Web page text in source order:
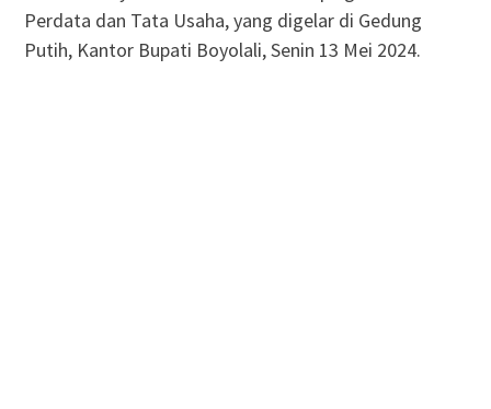
Perdata dan Tata Usaha, yang digelar di Gedung
Putih, Kantor Bupati Boyolali, Senin 13 Mei 2024.